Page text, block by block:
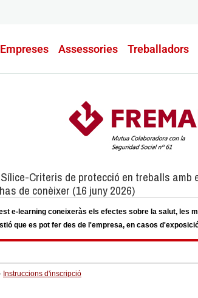
Empreses Assessories Treballadors